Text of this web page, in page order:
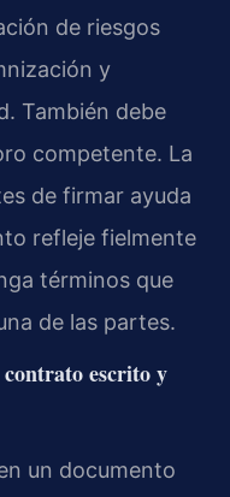
de riesgos
y
También debe
competente. La
de firmar ayuda
refleje fielmente
términos que
de las partes.
escrito y
un documento